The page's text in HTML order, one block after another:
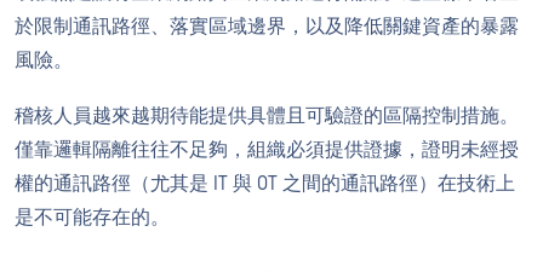
於限制通訊路徑、落實區域邊界，以及降低關鍵資產的暴露
風險。
稽核人員越來越期待能提供具體且可驗證的區隔控制措施。
僅靠邏輯隔離往往不足夠，組織必須提供證據，證明未經授
權的通訊路徑（尤其是 IT 與 OT 之間的通訊路徑）在技術上
是不可能存在的。